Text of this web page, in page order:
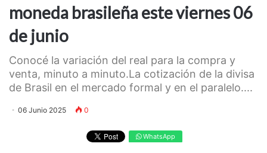
moneda brasileña este viernes 06
de junio
Conocé la variación del real para la compra y
venta, minuto a minuto.La cotización de la divisa
de Brasil en el mercado formal y en el paralelo....
06 Junio 2025 0
WhatsApp